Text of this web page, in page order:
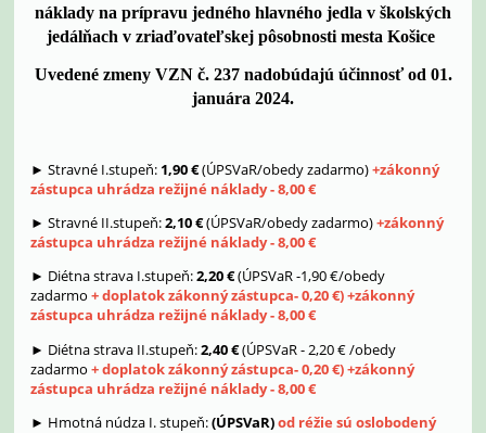
náklady na prípravu jedného hlavného jedla v školských
jedálňach v zriaďovateľskej pôsobnosti mesta Košice
Uvedené zmeny VZN č. 237 nadobúdajú účinnosť od 01.
januára 2024.
► Stravné I.stupeň: 1,90 €(ÚPSVaR/obedy zadarmo)+zákonný
zástupca uhrádza režijné náklady - 8,00 €
► Stravné II.stupeň:2,10 €(ÚPSVaR/obedy zadarmo)+zákonný
zástupca uhrádza režijné náklady - 8,00 €
► Diétna strava I.stupeň:2,20 €(ÚPSVaR -1,90 €/obedy
zadarmo+ doplatok zákonný zástupca- 0,20 €) +zákonný
zástupca uhrádza režijné náklady - 8,00 €
► Diétna strava II.stupeň:2,40 €(ÚPSVaR - 2,20 € /obedy
zadarmo+ doplatok zákonný zástupca- 0,20 €)+zákonný
zástupca uhrádza režijné náklady - 8,00 €
► Hmotná núdza I. stupeň:(ÚPSVaR)od réžie sú oslobodený